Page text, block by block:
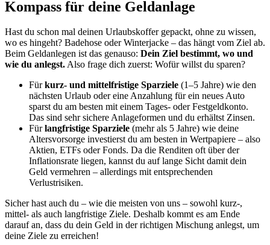
Kompass für deine Geldanlage
Hast du schon mal deinen Urlaubskoffer gepackt, ohne zu wissen,
wo es hingeht? Badehose oder Winterjacke – das hängt vom Ziel ab.
Beim Geldanlegen ist das genauso: Dein Ziel bestimmt, wo und
wie du anlegst.Also frage dich zuerst: Wofür willst du sparen?
Fürkurz- und mittelfristige Sparziele (1–5 Jahre) wie den
nächsten Urlaub oder eine Anzahlung für ein neues Auto
sparst du am besten mit einem Tages- oder Festgeldkonto.
Das sind sehr sichere Anlageformen und du erhältst Zinsen.
Fürlangfristige Sparziele (mehr als 5 Jahre) wie deine
Altersvorsorge investierst du am besten in Wertpapiere – also
Aktien, ETFs oder Fonds. Da die Renditen oft über der
Inflationsrate liegen, kannst du auf lange Sicht damit dein
Geld vermehren – allerdings mit entsprechenden
Verlustrisiken.
Sicher hast auch du – wie die meisten von uns – sowohl kurz-,
mittel- als auch langfristige Ziele. Deshalb kommt es am Ende
darauf an, dass du dein Geld in der richtigen Mischung anlegst, um
deine Ziele zu erreichen!